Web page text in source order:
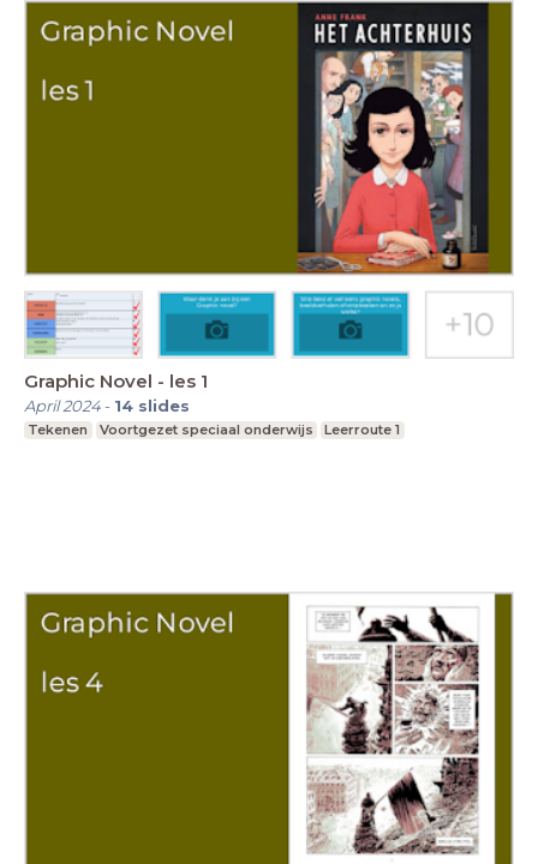
Graphic Novel - les 1
April 2024- 14 slides
Tekenen Voortgezet speciaal onderwijs Leerroute 1